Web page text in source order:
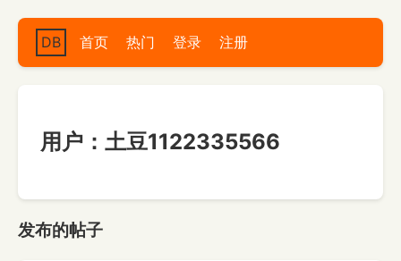
DB 首页 热门 登录 注册
用户：土豆1122335566
发布的帖子